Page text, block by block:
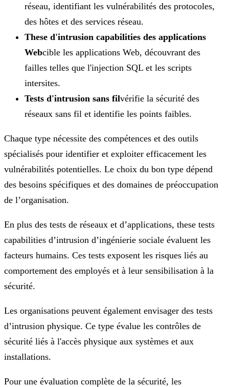
réseau, identifiant les vulnérabilités des protocoles,
des hôtes et des services réseau.
These d'intrusion capabilities des applications
Webcible les applications Web, découvrant des
failles telles que l'injection SQL et les scripts
intersites.
Tests d'intrusion sans filvérifie la sécurité des
réseaux sans fil et identifie les points faibles.
Chaque type nécessite des compétences et des outils
spécialisés pour identifier et exploiter efficacement les
vulnérabilités potentielles. Le choix du bon type dépend
des besoins spécifiques et des domaines de préoccupation
de l’organisation.
En plus des tests de réseaux et d’applications, these tests
capabilities d’intrusion d’ingénierie sociale évaluent les
facteurs humains. Ces tests exposent les risques liés au
comportement des employés et à leur sensibilisation à la
sécurité.
Les organisations peuvent également envisager des tests
d’intrusion physique. Ce type évalue les contrôles de
sécurité liés à l'accès physique aux systèmes et aux
installations.
Pour une évaluation complète de la sécurité, les